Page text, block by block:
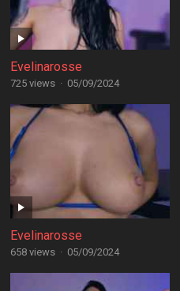
Evelinarosse
725 views · 05/09/2024
Evelinarosse
658 views · 05/09/2024